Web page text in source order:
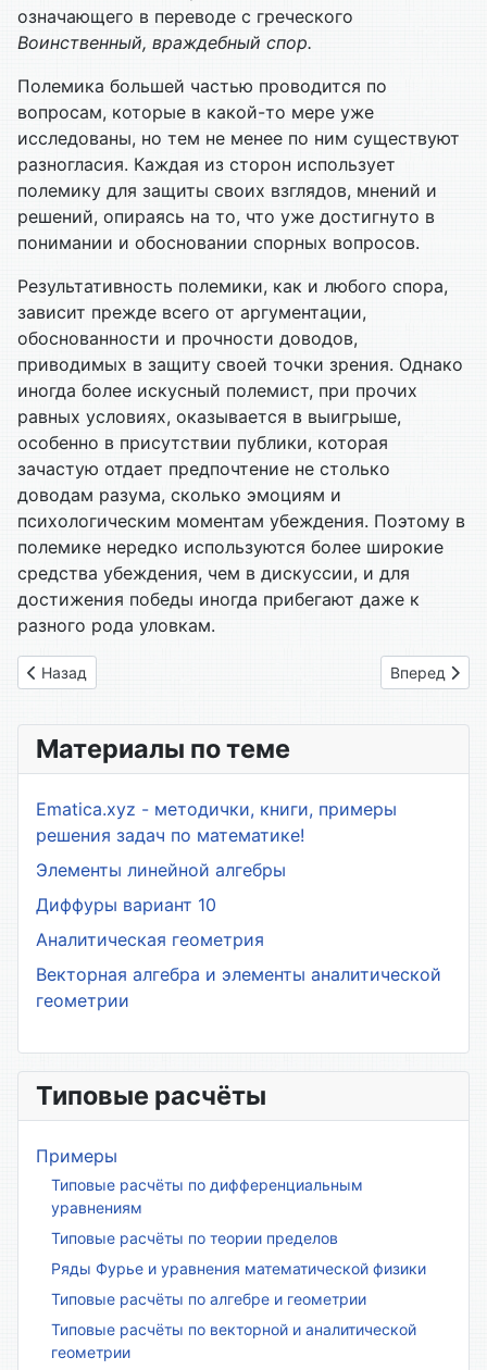
означающего в переводе с греческого
Воинственный, враждебный спор.
Полемика большей частью проводится по
вопросам, которые в какой-то мере уже
исследованы, но тем не менее по ним существуют
разногласия. Каждая из сторон использует
полемику для защиты своих взглядов, мнений и
решений, опираясь на то, что уже достигнуто в
понимании и обосновании спорных вопросов.
Результативность полемики, как и любого спора,
зависит прежде всего от аргументации,
обоснованности и прочности доводов,
приводимых в защиту своей точки зрения. Однако
иногда более искусный полемист, при прочих
равных условиях, оказывается в выигрыше,
особенно в присутствии публики, которая
зачастую отдает предпочтение не столько
доводам разума, сколько эмоциям и
психологическим моментам убеждения. Поэтому в
полемике нередко используются более широкие
средства убеждения, чем в дискуссии, и для
достижения победы иногда прибегают даже к
разного рода уловкам.
Предыдущий: 08.1. Диалог как форма поиска истины и
Назад Следующий:
Вперед
Материалы по теме
Ematica.xyz - методички, книги, примеры
решения задач по математике!
Элементы линейной алгебры
Диффуры вариант 10
Аналитическая геометрия
Векторная алгебра и элементы аналитической
геометрии
Типовые расчёты
Примеры
Типовые расчёты по дифференциальным
уравнениям
Типовые расчёты по теории пределов
Ряды Фурье и уравнения математической физики
Типовые расчёты по алгебре и геометрии
Типовые расчёты по векторной и аналитической
геометрии